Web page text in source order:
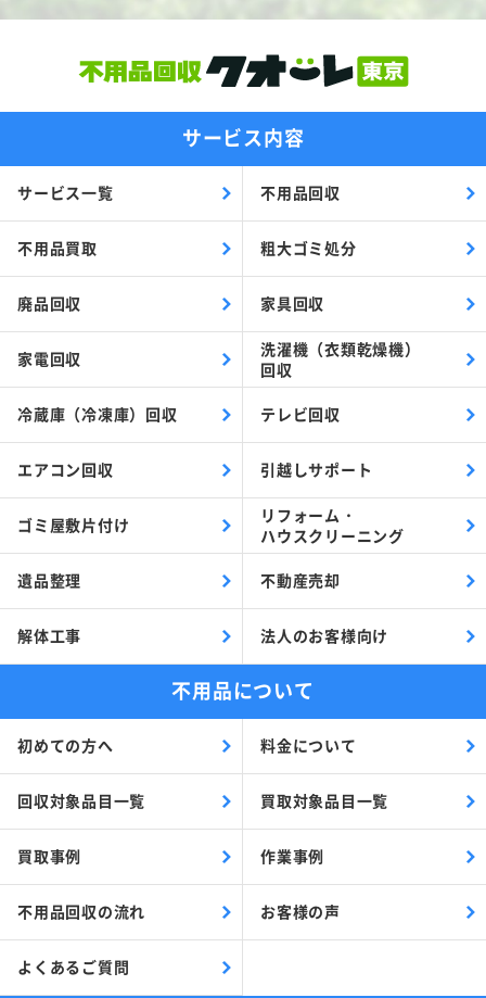
サービス内容
サービス一覧 不用品回収
不用品買取 粗大ゴミ処分
廃品回収 家具回収
家電回収
洗濯機（衣類乾燥機）
回収
冷蔵庫（冷凍庫）回収 テレビ回収
エアコン回収 引越しサポート
ゴミ屋敷片付け
リフォーム・
ハウスクリーニング
遺品整理 不動産売却
解体工事 法人のお客様向け
不用品について
初めての方へ 料金について
回収対象品目一覧 買取対象品目一覧
買取事例 作業事例
不用品回収の流れ お客様の声
よくあるご質問